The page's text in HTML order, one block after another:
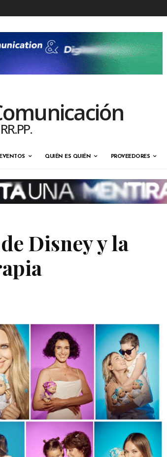
EVENTOS QUIÉN ES QUIÉN PROVEEDORES
Disney y la